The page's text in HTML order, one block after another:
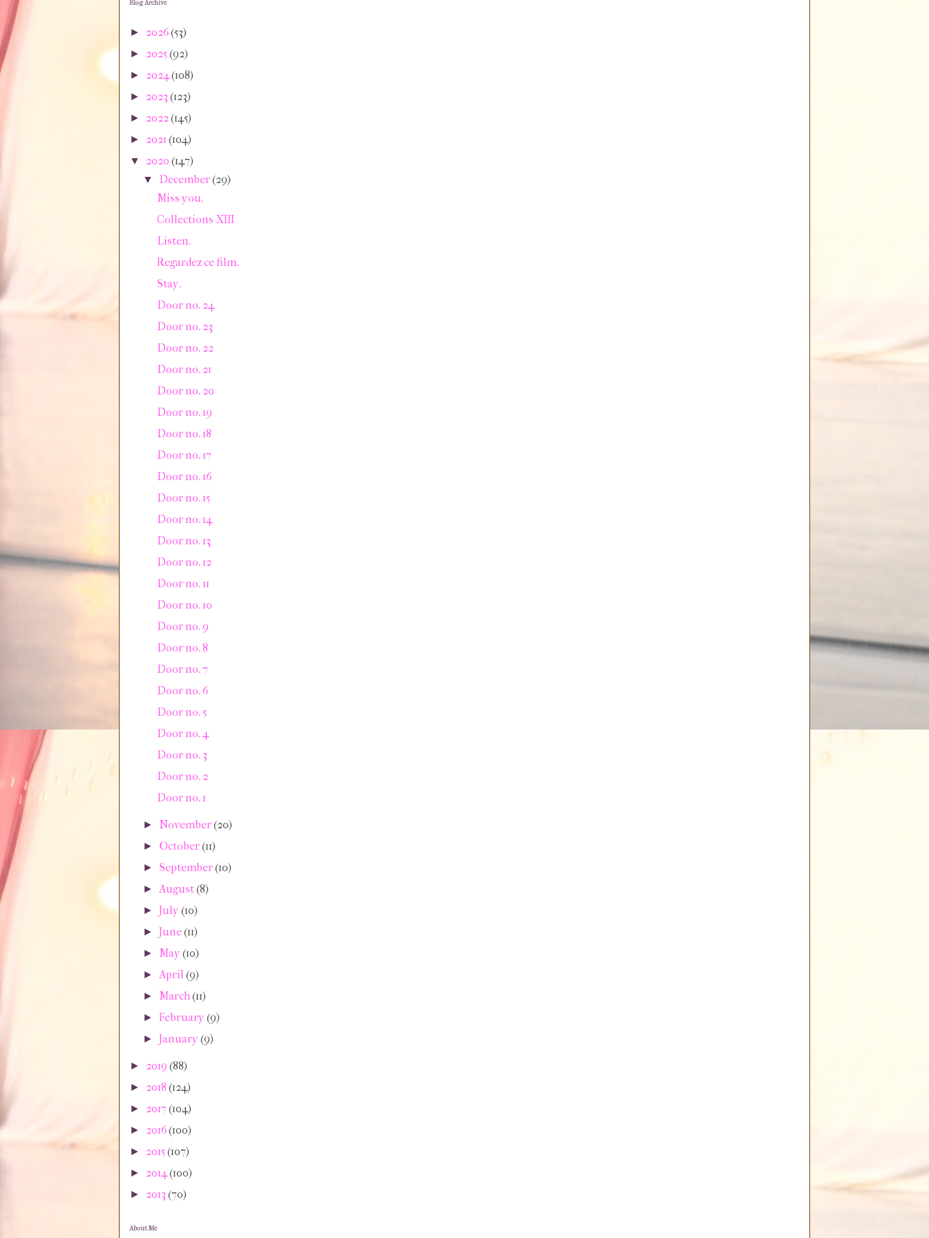
Blog Archive
► 2026(53)
► 2025(92)
► 2024(108)
► 2023 (123)
► 2022(145)
► 2021 (104)
▼ 2020 (147)
▼ December(29)
Miss you.
Collections XIII
Listen.
Regardez ce film.
Stay.
Door no. 24
Door no. 23
Door no. 22
Door no. 21
Door no. 20
Door no. 19
Door no. 18
Door no. 17
Door no. 16
Door no. 15
Door no. 14
Door no. 13
Door no. 12
Door no. 11
Door no. 10
Door no. 9
Door no. 8
Door no. 7
Door no. 6
Door no. 5
Door no. 4
Door no. 3
Door no. 2
Door no. 1
► November(20)
► October(11)
► September(10)
► August(8)
►July(10)
►June(11)
► May(10)
► April(9)
► March(11)
►February(9)
►January(9)
► 2019 (88)
► 2018 (124)
► 2017 (104)
► 2016(100)
► 2015(107)
► 2014(100)
► 2013 (70)
About Me